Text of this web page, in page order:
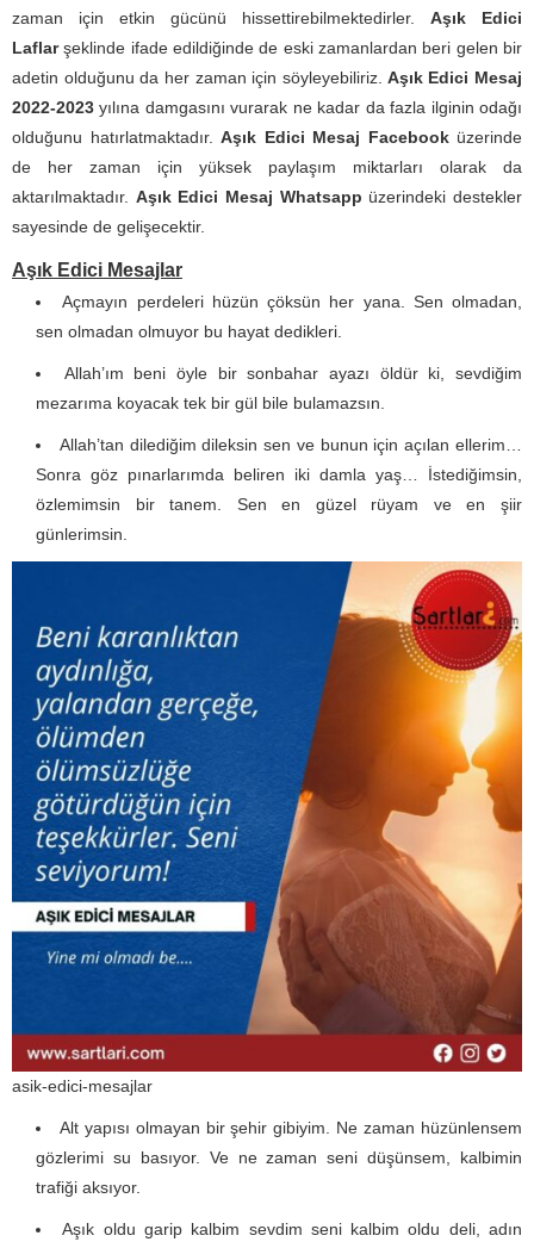
zaman için etkin gücünü hissettirebilmektedirler. Aşık Edici
Laflarşeklinde ifade edildiğinde de eski zamanlardan beri gelen bir
adetin olduğunu da her zaman için söyleyebiliriz. Aşık Edici Mesaj
2022-2023yılına damgasını vurarak ne kadar da fazla ilginin odağı
olduğunu hatırlatmaktadır. Aşık Edici Mesaj Facebook üzerinde
de her zaman için yüksek paylaşım miktarları olarak da
aktarılmaktadır. Aşık Edici Mesaj Whatsapp üzerindeki destekler
sayesinde de gelişecektir.
Aşık Edici Mesajlar
Açmayın perdeleri hüzün çöksün her yana. Sen olmadan,
sen olmadan olmuyor bu hayat dedikleri.
Allah’ım beni öyle bir sonbahar ayazı öldür ki, sevdiğim
mezarıma koyacak tek bir gül bile bulamazsın.
Allah’tan dilediğim dileksin sen ve bunun için açılan ellerim…
Sonra göz pınarlarımda beliren iki damla yaş… İstediğimsin,
özlemimsin bir tanem. Sen en güzel rüyam ve en şiir
günlerimsin.
asik-edici-mesajlar
Alt yapısı olmayan bir şehir gibiyim. Ne zaman hüzünlensem
gözlerimi su basıyor. Ve ne zaman seni düşünsem, kalbimin
trafiği aksıyor.
Aşık oldu garip kalbim sevdim seni kalbim oldu deli, adın